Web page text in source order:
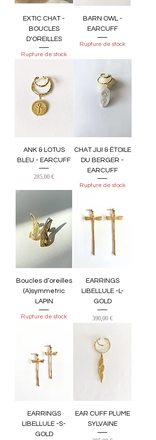
EXTIC CHAT -
BOUCLES
D'OREILLES
Rupture de stock
BARN OWL -
EARCUFF
Rupture de stock
ANK & LOTUS
BLEU - EARCUFF
Prix
285,00 €
CHAT JIJI & ÉTOILE
DU BERGER -
EARCUFF
Rupture de stock
Boucles d’oreilles
(A)symmetric
LAPIN
Rupture de stock
EARRINGS
LIBELLULE -L-
GOLD
Prix
390,00 €
EARRINGS
LIBELLULE -S-
GOLD
EAR CUFF PLUME
SYLVAINE